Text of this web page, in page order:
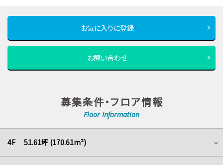
お気に入りに登録
お問い合わせ
募集条件・フロア情報
Floor Information
4F 51.61坪 (170.61m²)